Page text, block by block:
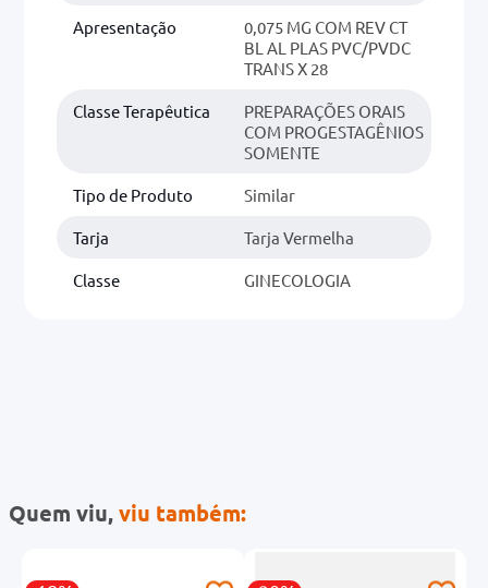
Apresentação
0,075 MG COM REV CT
BL AL PLAS PVC/PVDC
TRANS X 28
Classe Terapêutica
PREPARAÇÕES ORAIS
COM PROGESTAGÊNIOS
SOMENTE
Tipo de Produto Similar
Tarja Tarja Vermelha
Classe GINECOLOGIA
Quem viu,viu também: